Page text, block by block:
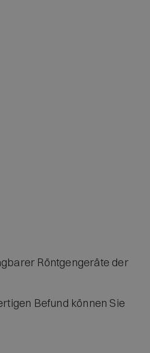
Röntgengeräte der
Befund können Sie